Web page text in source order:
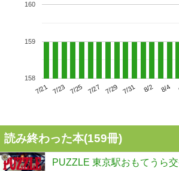
7/21 7/23 7/25 7/27 7/29 7/31 8/2 8/4
158
159
160
読み終わった本(159冊)
PUZZLE 東京駅おもてうら交